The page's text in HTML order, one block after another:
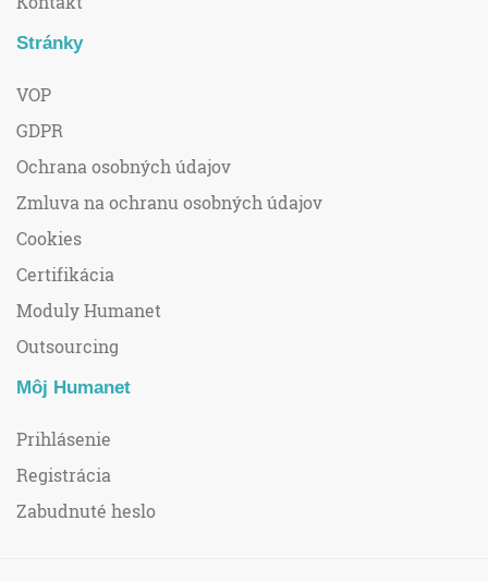
Stránky
VOP
GDPR
Ochrana osobných údajov
Zmluva na ochranu osobných údajov
Cookies
Certifikácia
Moduly Humanet
Outsourcing
Môj Humanet
Prihlásenie
Registrácia
Zabudnuté heslo